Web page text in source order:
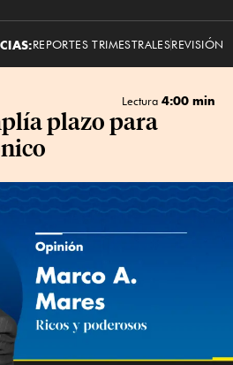
REPORTES TRIMESTRALESREVISIÓN
Lectura 4:00 min
plazo para